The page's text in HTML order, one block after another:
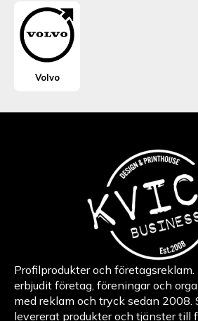
Volvo
Profilprodukter och
erbjudit företag, föreningar och
med reklam och tryck sedan 2008.
levererat produkter och tjänster till